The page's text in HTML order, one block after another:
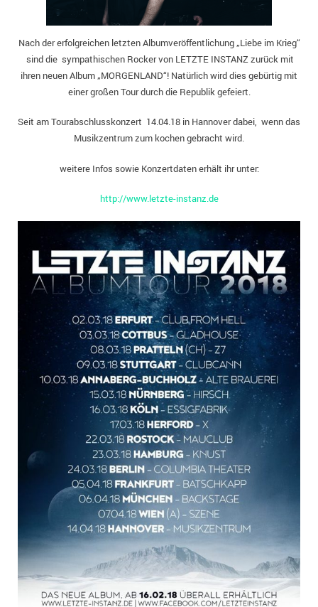
2020
2018
Nach der erfolgreichen letzten Albumveröffentlichung „Liebe im Krieg“
sind die sympathischen Rocker von LETZTE INSTANZ zurück mit
ihren neuen Album „MORGENLAND“! Natürlich wird dies gebürtig mit
einer großen Tour durch die Republik gefeiert.
Seit am Tourabschlusskonzert 14.04.18 in Hannover dabei, wenn das
Musikzentrum zum kochen gebracht wird.
weitere Infos sowie Konzertdaten erhält ihr unter:
http://www.letzte-instanz.de